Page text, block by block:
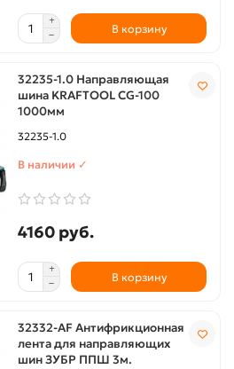
В корзину
32235-1.0 Направляющая
шина KRAFTOOL CG-100
1000мм
32235-1.0
В наличии ✓
4160 руб.
В корзину
32332-AF Антифрикционная
лента для направляющих
шин ЗУБР ППШ 3м.